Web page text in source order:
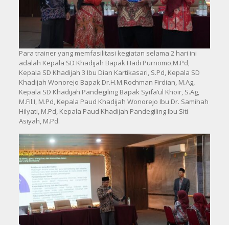
Para trainer yang memfasilitasi kegiatan selama 2 hari ini
adalah Kepala SD Khadijah Bapak Hadi Purnomo,M.Pd,
Kepala SD Khadijah 3 Ibu Dian Kartikasari, S.Pd, Kepala SD
Khadijah Wonorejo Bapak Dr.H.M.Rochman Firdian, M.Ag,
Kepala SD Khadijah Pandegiling Bapak Syifa’ul Khoir, S.Ag,
M.Fil.I, M.Pd, Kepala Paud Khadijah Wonorejo Ibu Dr. Samihah
Hilyati, M.Pd, Kepala Paud Khadijah Pandegiling Ibu Siti
Asiyah, M.Pd.